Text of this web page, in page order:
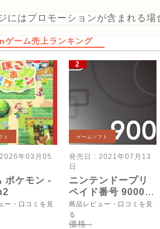
にはプロモーションが含まれる場
ゲーム売上ランキング
ト
2026年03月05
ポケモン -
ー・口コミを見
ゲームソフト
発売日 : 2021年07月13
日
ニンテンドープリ
ペイド番号 9000
円|オンラインコー
ド版
商品レビュー・口コミを見
る
価格 :